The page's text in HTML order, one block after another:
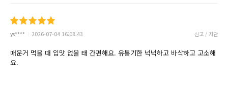
ys**** 2026-07-04 16:08:43 신고 / 차단
매운거 먹을 때 입맛 없을 태 간편해요. 유통기한 넉넉하고 바삭하고 고소해
요.